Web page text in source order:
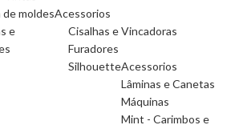
de moldesAcessorios
e
Cisalhas e Vincadoras
Furadores
SilhouetteAcessorios
Lâminas e Canetas
Máquinas
Mint - Carimbos e